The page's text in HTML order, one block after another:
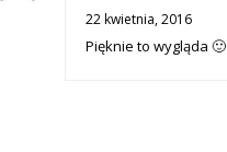
22 kwietnia, 2016
Pięknie to wygląda 🙂